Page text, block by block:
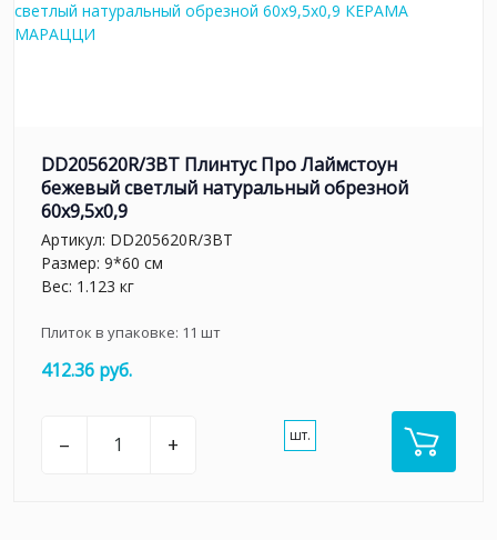
DD205620R/3BT Плинтус Про Лаймстоун
бежевый светлый натуральный обрезной
60x9,5x0,9
Артикул: DD205620R/3BT
Размер: 9*60 см
Вес: 1.123 кг
Плиток в упаковке: 11 шт
412.36 руб.
– + шт.